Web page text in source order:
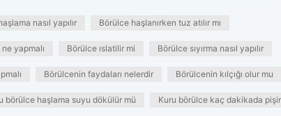
nasıl yapılır Börülce haşlanırken tuz atılır mı
yapmalı Börülce ıslatilir mi Börülce sıyırma nasıl yapılır
Börülcenin faydaları nelerdir Börülcenin kılçığı olur mu
börülce haşlama suyu dökülür mü Kuru börülce kaç dakikada